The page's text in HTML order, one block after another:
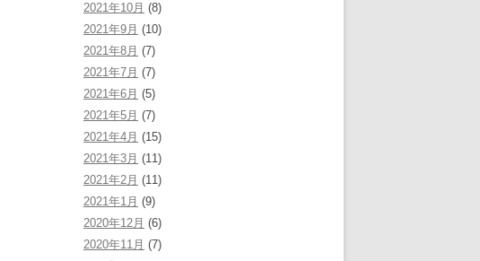
2021年10月 (8)
2021年9月 (10)
2021年8月 (7)
2021年7月 (7)
2021年6月 (5)
2021年5月 (7)
2021年4月 (15)
2021年3月 (11)
2021年2月 (11)
2021年1月 (9)
2020年12月 (6)
2020年11月 (7)